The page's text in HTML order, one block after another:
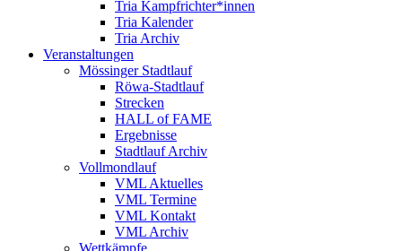
Tria Kampfrichter*innen
Tria Kalender
Tria Archiv
Veranstaltungen
Mössinger Stadtlauf
Röwa-Stadtlauf
Strecken
HALL of FAME
Ergebnisse
Stadtlauf Archiv
Vollmondlauf
VML Aktuelles
VML Termine
VML Kontakt
VML Archiv
Wettkämpfe